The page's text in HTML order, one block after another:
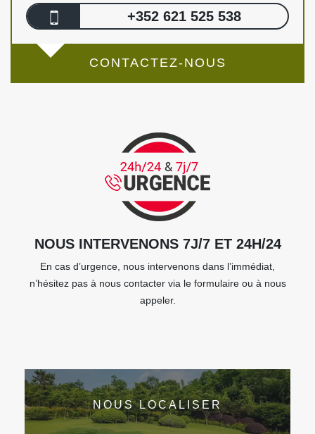
+352 621 525 538
CONTACTEZ-NOUS
NOUS INTERVENONS 7J/7 ET 24H/24
En cas d’urgence, nous intervenons dans l’immédiat,
n’hésitez pas à nous contacter via le formulaire ou à nous
appeler.
NOUS LOCALISER